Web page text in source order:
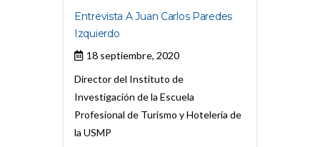
Entrevista A Juan Carlos Paredes
Izquierdo
18 septiembre, 2020
Director del Instituto de
Investigación de la Escuela
Profesional de Turismo y Hotelería de
la USMP